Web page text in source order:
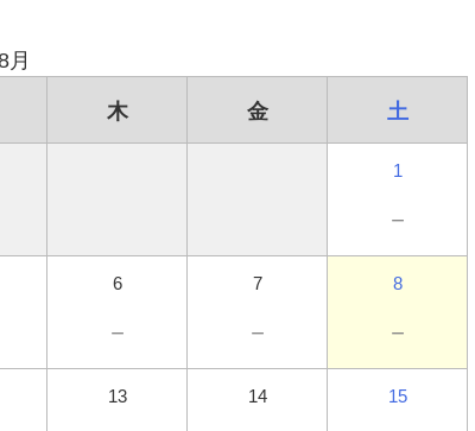
月
木 金 土
1
－
6
－
7
－
8
－
13 14 15